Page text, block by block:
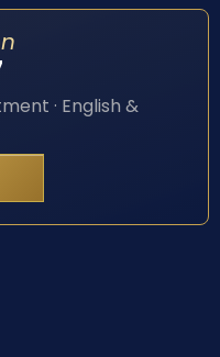
· English &